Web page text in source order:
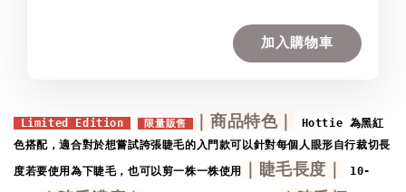
加入購物車
Limited Edition 限量販售 ｜商品特色｜
Hottie 為黑紅
色搭配，適合對於想嘗試誇張睫毛的入門款可以針對每個人眼形自行裁切長
度若要使用為下睫毛，也可以剪一株一株使用 ｜睫毛長度｜ 10-